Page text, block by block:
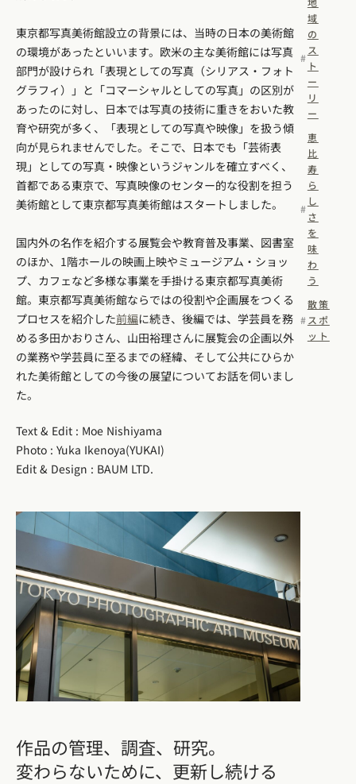
東京都写真美術館設立の背景には、当時の日本の美術館
の環境があったといいます。欧米の主な美術館には写真
部門が設けられ「表現としての写真（シリアス・フォト
グラフィ）」と「コマーシャルとしての写真」の区別が
あったのに対し、日本では写真の技術に重きをおいた教
育や研究が多く、「表現としての写真や映像」を扱う傾
向が見られませんでした。そこで、日本でも「芸術表
現」としての写真・映像というジャンルを確立すべく、
首都である東京で、写真映像のセンター的な役割を担う
美術館として東京都写真美術館はスタートしました。
国内外の名作を紹介する展覧会や教育普及事業、図書室
のほか、1階ホールの映画上映やミュージアム・ショッ
プ、カフェなど多様な事業を手掛ける東京都写真美術
館。東京都写真美術館ならではの役割や企画展をつくる
プロセスを紹介した前編に続き、後編では、学芸員を務
める多田かおりさん、山田裕理さんに展覧会の企画以外
の業務や学芸員に至るまでの経緯、そして公共にひらか
れた美術館としての今後の展望についてお話を伺いまし
た。
Text & Edit : Moe Nishiyama
Photo : Yuka Ikenoya(YUKAI)
Edit & Design : BAUM LTD.
作品の管理、調査、研究。
変わらないために、更新し続ける
域
の
ス
ト
ー
リ
ー
恵
比
寿
ら
し
さ
を
味
わ
う
散策
スポ
ット